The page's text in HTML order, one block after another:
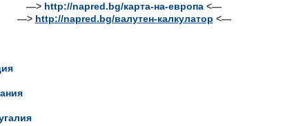
—> http://napred.bg/карта-на-европа <—
—> http://napred.bg/валутен-калкулатор <—